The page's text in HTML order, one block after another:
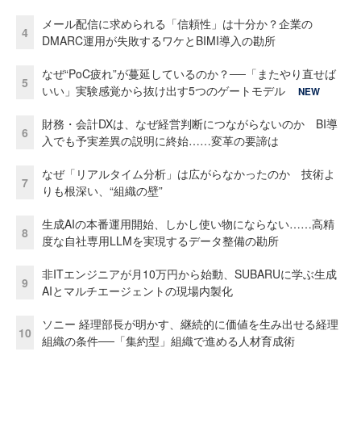
4
メール配信に求められる「信頼性」は十分か？企業の
DMARC運用が失敗するワケとBIMI導入の勘所
5
なぜ“PoC疲れ”が蔓延しているのか？──「またやり直せば
いい」実験感覚から抜け出す5つのゲートモデル
NEW
6
財務・会計DXは、なぜ経営判断につながらないのか BI導
入でも予実差異の説明に終始……変革の要諦は
7
なぜ「リアルタイム分析」は広がらなかったのか 技術よ
りも根深い、“組織の壁”
8
生成AIの本番運用開始、しかし使い物にならない……高精
度な自社専用LLMを実現するデータ整備の勘所
9
非ITエンジニアが月10万円から始動、SUBARUに学ぶ生成
AIとマルチエージェントの現場内製化
10
ソニー 経理部長が明かす、継続的に価値を生み出せる経理
組織の条件──「集約型」組織で進める人材育成術